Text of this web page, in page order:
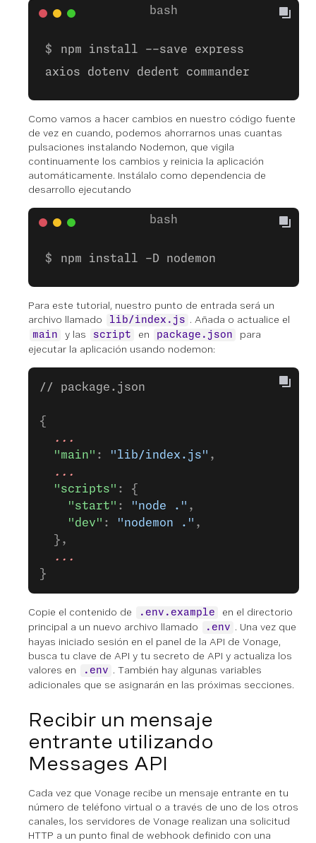
npm install --save express
axios dotenv dedent commander
Como vamos a hacer cambios en nuestro código fuente
de vez en cuando, podemos ahorrarnos unas cuantas
pulsaciones instalando Nodemon, que vigila
continuamente los cambios y reinicia la aplicación
automáticamente. Instálalo como dependencia de
desarrollo ejecutando
npm install -D nodemon
Para este tutorial, nuestro punto de entrada será un
archivo llamado
lib/index.js . Añada o actualice el
main y las script en package.json
para
ejecutar la aplicación usando nodemon:
// package.json
{
  ...
  "main"
: "lib/index.js" ,
  ...
  "scripts"
: {
    "start"
: "node ." ,
    "dev"
: "nodemon ." ,
  },
  ...
}
Copie el contenido de .env.example
en el directorio
principal a un nuevo archivo llamado
.env . Una vez que
hayas iniciado sesión en el panel de la API de Vonage,
busca tu clave de API y tu secreto de API y actualiza los
valores en
.env . También hay algunas variables
adicionales que se asignarán en las próximas secciones.
Recibir un mensaje
entrante utilizando
Messages API
Cada vez que Vonage recibe un mensaje entrante en tu
número de teléfono virtual o a través de uno de los otros
canales, los servidores de Vonage realizan una solicitud
HTTP a un punto final de webhook definido con una